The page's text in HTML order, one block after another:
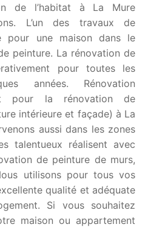
de l’habitat à La Mure
L’un des travaux de
pour une maison dans le
peinture. La rénovation de
pour toutes les
années. Rénovation
pour la rénovation de
intérieure et façade) à La
aussi dans les zones
talentueux réalisent avec
de peinture de murs,
utilisons pour tous vos
qualité et adéquate
Si vous souhaitez
maison ou appartement